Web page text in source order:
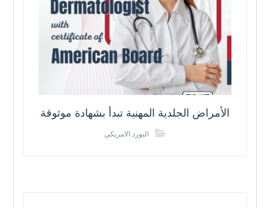
الأمراض الجلدية المهنية تبدأ بشهادة موثوقة
البورد الامريكي